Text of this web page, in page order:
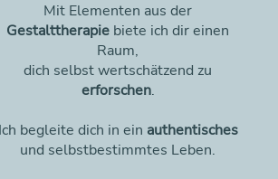
Mit Elementen aus der
Gestalttherapie biete ich dir einen
Raum,
dich selbst wertschätzend zu
erforschen.
Ich begleite dich in ein authentisches
und selbstbestimmtes Leben.